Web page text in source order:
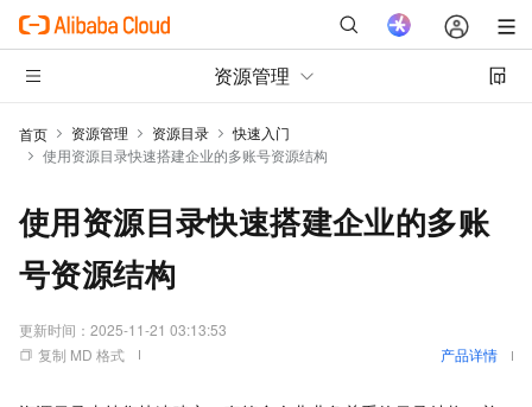
资源管理
首页 资源管理 资源目录
快速入门
使用资源目录快速搭建企业的多账号资源结构
使用资源目录快速搭建企业的多账
号资源结构
更新时间： 2025-11-21 03:13:53
复制 MD 格式
产品详情